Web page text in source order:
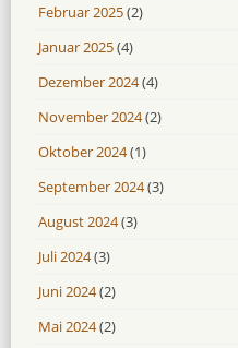
Februar 2025(2)
Januar 2025(4)
Dezember 2024(4)
November 2024(2)
Oktober 2024(1)
September 2024(3)
August 2024(3)
Juli 2024(3)
Juni 2024(2)
Mai 2024(2)